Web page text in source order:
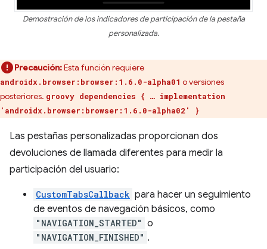
Demostración de los indicadores de participación de la pestaña
personalizada.
Precaución:Esta función requiere
androidx.browser:browser:1.6.0-alpha01 o versiones
posteriores. groovy dependencies { … implementation
'androidx.browser:browser:1.6.0-alpha02' }
Las pestañas personalizadas proporcionan dos
devoluciones de llamada diferentes para medir la
participación del usuario:
CustomTabsCallback para hacer un seguimiento
de eventos de navegación básicos, como
"NAVIGATION_STARTED" o
"NAVIGATION_FINISHED" .